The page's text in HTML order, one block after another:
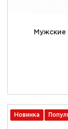
Мужские
Новинка